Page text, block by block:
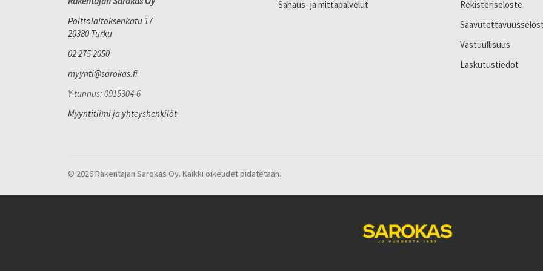
Polttolaitoksenkatu 17
20380 Turku
02 275 2050
myynti@sarokas.fi
Y-tunnus: 0915304-6
Myyntitiimi ja yhteyshenkilöt
Sahaus- ja mittapalvelut
Rekisteriseloste
Vastuullisuus
Laskutustiedot
© 2026 Rakentajan Sarokas Oy. Kaikki oikeudet pidätetään.